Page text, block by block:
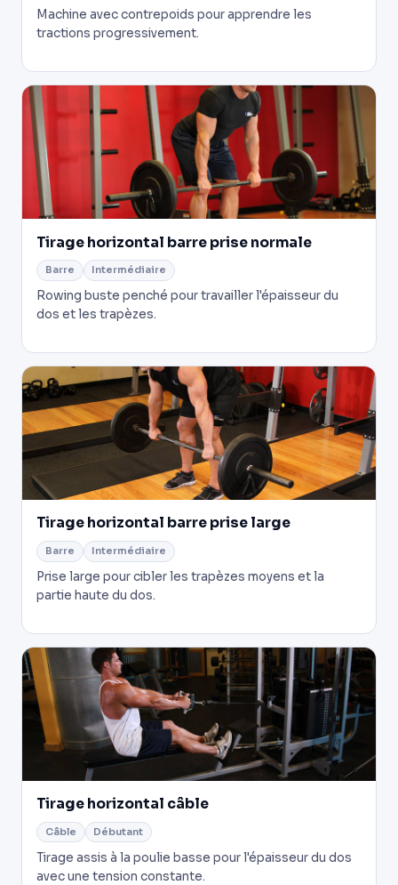
Machine avec contrepoids pour apprendre les
tractions progressivement.
Tirage horizontal barre prise normale
Barre Intermédiaire
Rowing buste penché pour travailler l'épaisseur du
dos et les trapèzes.
Tirage horizontal barre prise large
Barre Intermédiaire
Prise large pour cibler les trapèzes moyens et la
partie haute du dos.
Tirage horizontal câble
Câble Débutant
Tirage assis à la poulie basse pour l'épaisseur du dos
avec une tension constante.